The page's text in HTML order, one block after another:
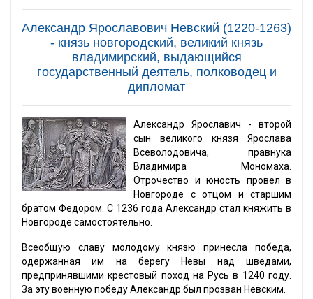
Александр Ярославович Невский (1220-1263)
- князь новгородский, великий князь
владимирский, выдающийся
государственный деятель, полководец и
дипломат
Александр Ярославич - второй
сын великого князя Ярослава
Всеволодовича, правнука
Владимира Мономаха.
Отрочество и юность провел в
Новгороде с отцом и старшим
братом Федором. С 1236 года Александр стал княжить в
Новгороде самостоятельно.
Всеобщую славу молодому князю принесла победа,
одержанная им на берегу Невы над шведами,
предпринявшими крестовый поход на Русь в 1240 году.
За эту военную победу Александр был прозван Невским.